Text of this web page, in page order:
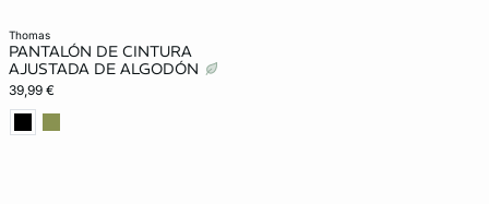
thomas
PANTALÓN DE CINTURA
AJUSTADA DE ALGODÓN
39,99 €